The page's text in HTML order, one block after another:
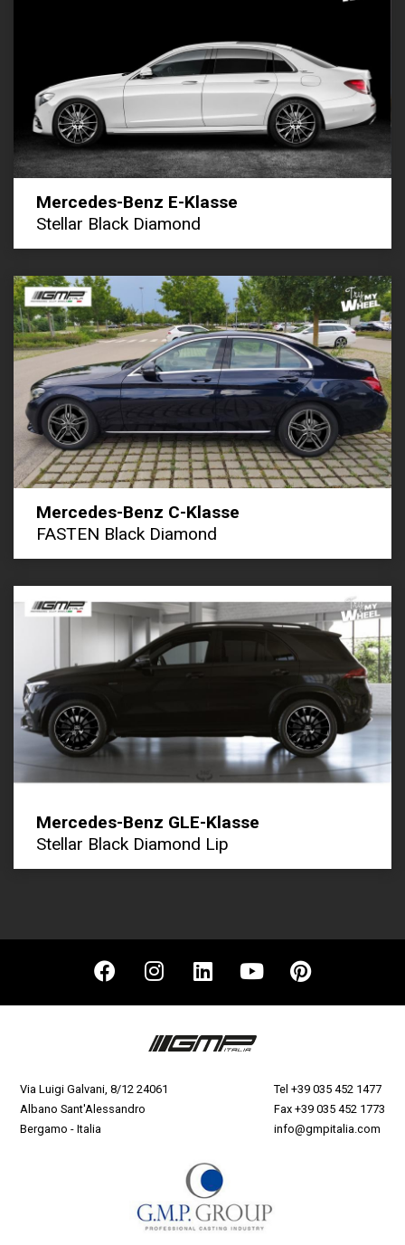
Mercedes-Benz E-Klasse
Stellar Black Diamond
Mercedes-Benz C-Klasse
FASTEN Black Diamond
Mercedes-Benz GLE-Klasse
Stellar Black Diamond Lip
Via Luigi Galvani, 8/12 24061
Albano Sant'Alessandro
Bergamo - Italia
Tel +39 035 452 1477
Fax +39 035 452 1773
info@gmpitalia.com